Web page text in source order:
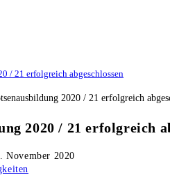
/ 21 erfolgreich abgeschlossen
2020 / 21 erfolgreich
November 2020